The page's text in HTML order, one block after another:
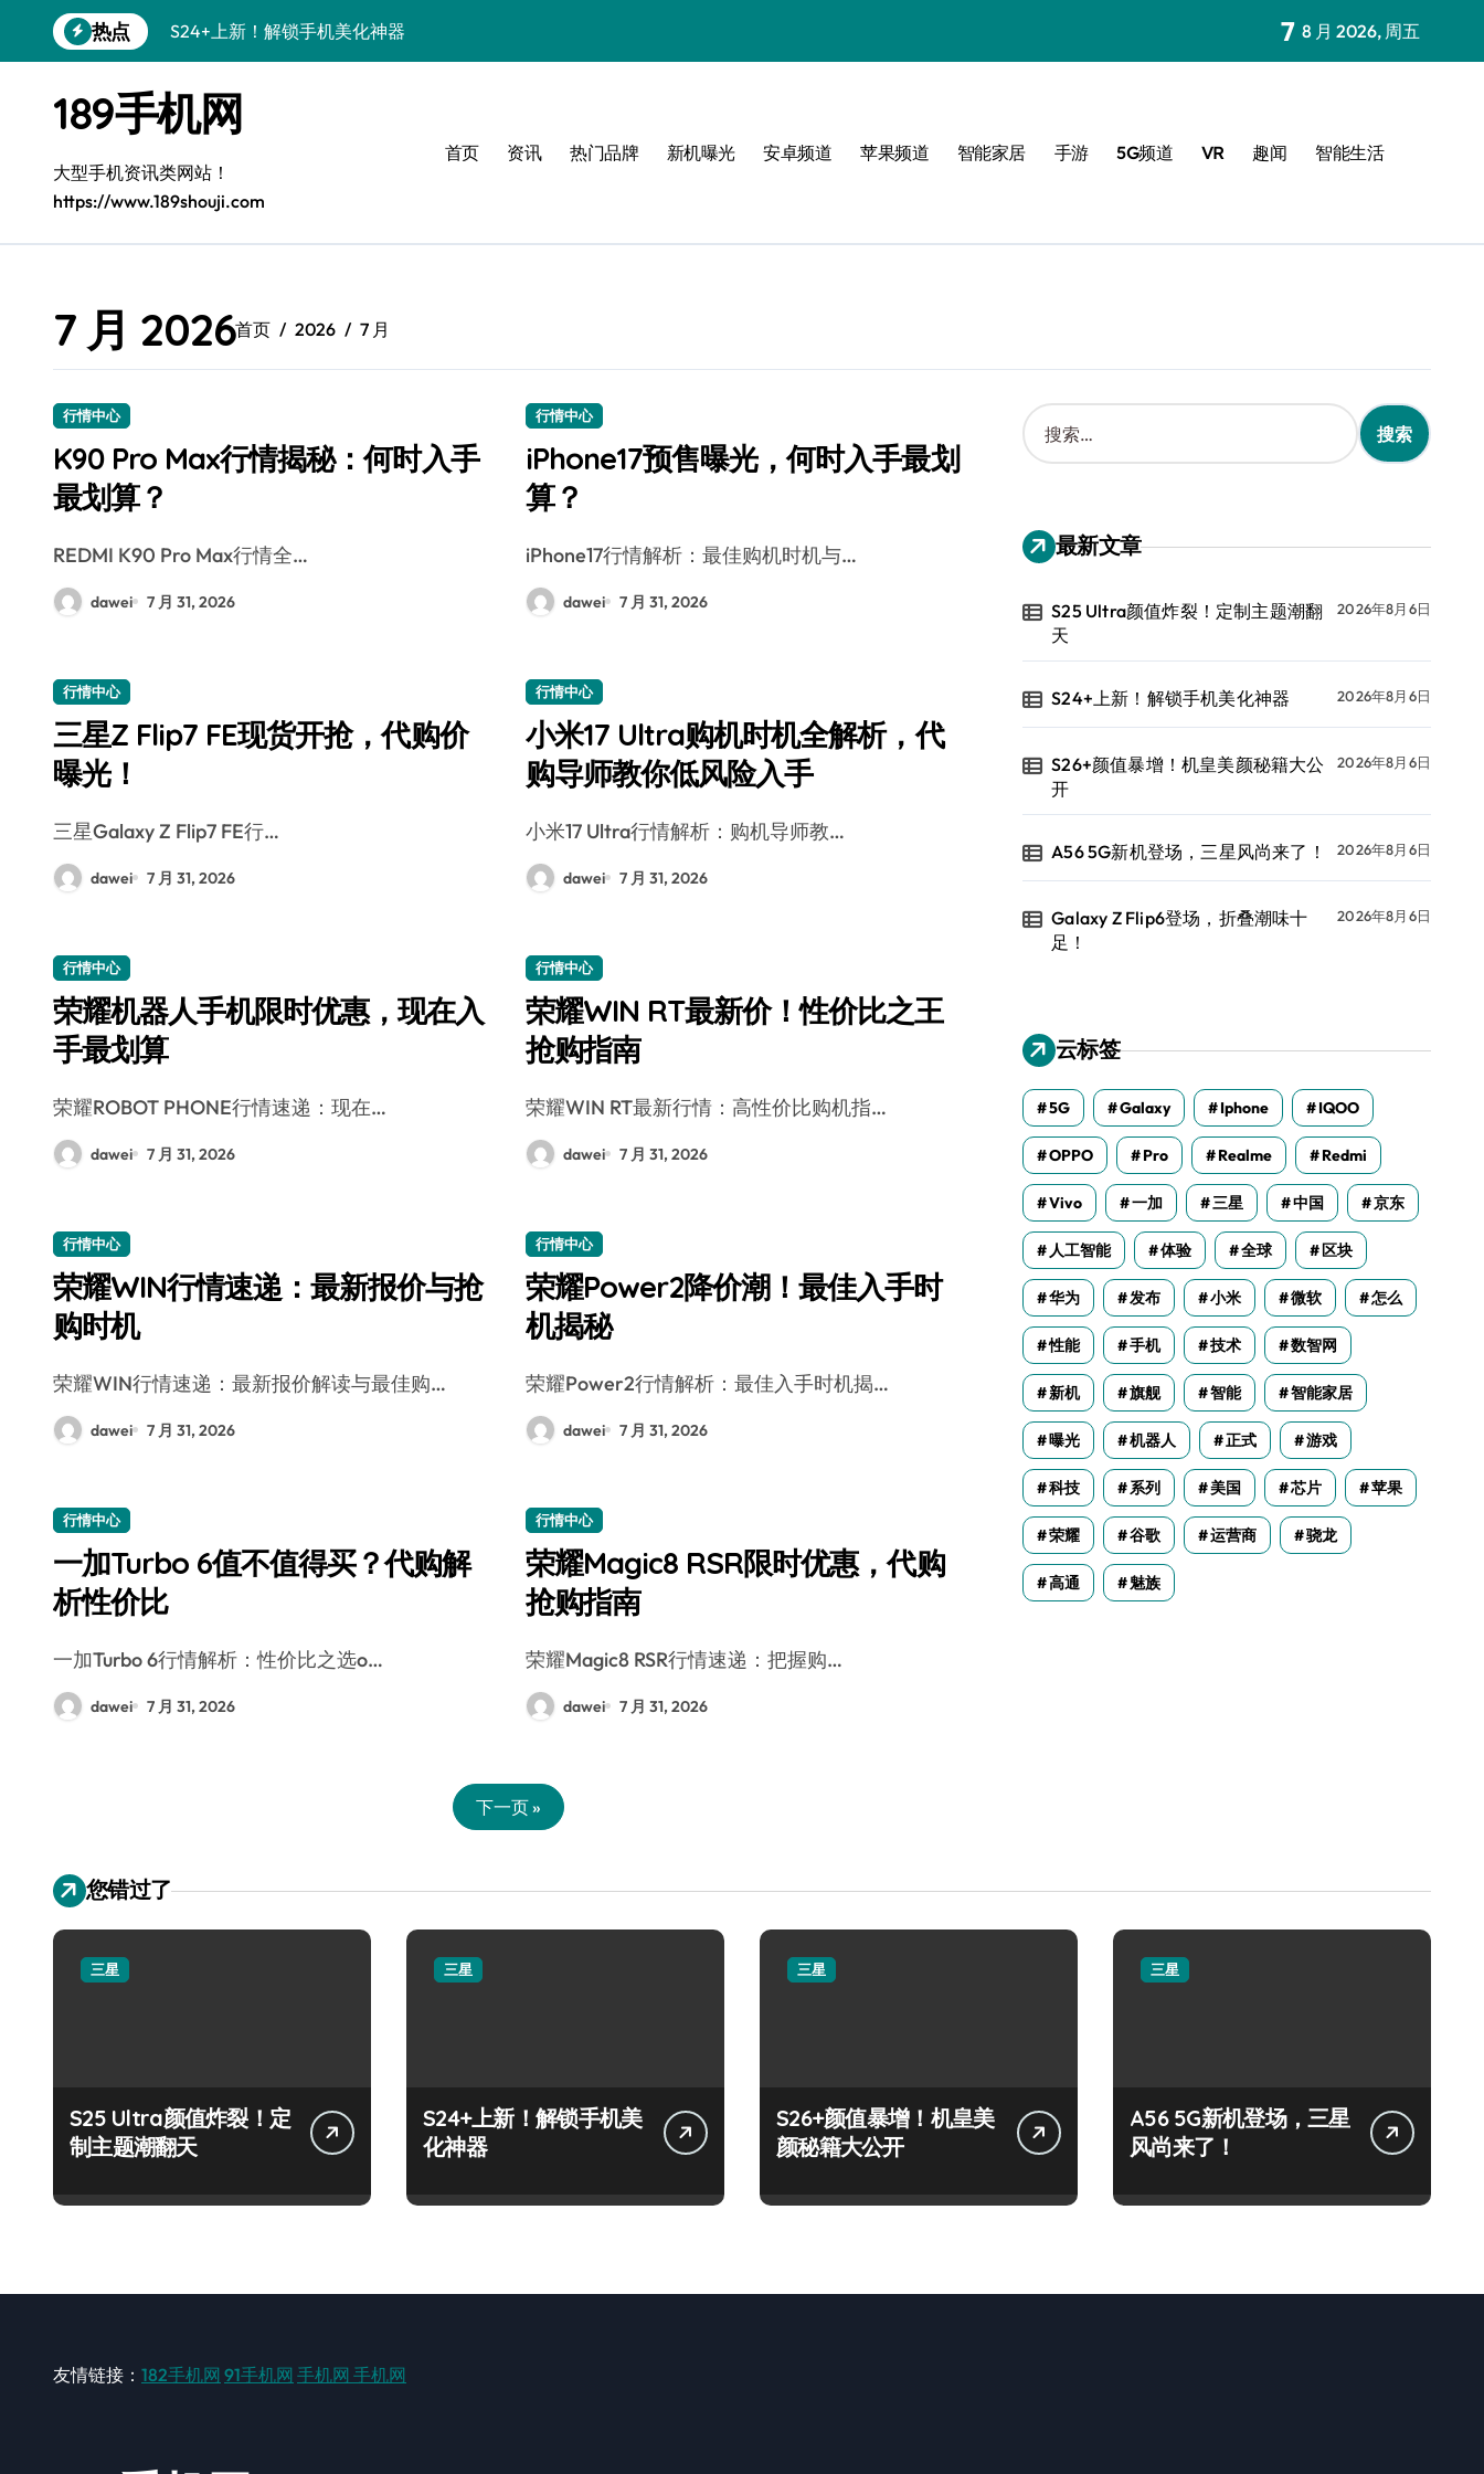
到
热点
S24+上新！解锁手机美化神器
A56 5G新机登场，三星风尚来了！
Galaxy Z Flip6登场，折叠潮味十足！
三星S26上手必学：个性化美化全攻略
S25美化秘籍：个性潮玩，炫酷一机搞定！
Galaxy C55 5G登场，颜值巅峰来了！
7 8 月 2026, 周五
189手机网
大型手机资讯类网站！
https://www.189shouji.com
首页 资讯 热门品牌 新机曝光 安卓频道 苹果频道 智能家居 手游 5G频道 VR 趣闻 智能生活
7 月 2026首页 2026 7 月
行情中心
K90 Pro Max行情揭秘：何时入手
最划算？
REDMI K90 Pro Max行情全…
dawei 7 月 31, 2026
行情中心
iPhone17预售曝光，何时入手最划
算？
iPhone17行情解析：最佳购机时机与…
dawei 7 月 31, 2026
行情中心
三星Z Flip7 FE现货开抢，代购价
曝光！
三星Galaxy Z Flip7 FE行…
dawei 7 月 31, 2026
行情中心
小米17 Ultra购机时机全解析，代
购导师教你低风险入手
小米17 Ultra行情解析：购机导师教…
dawei 7 月 31, 2026
行情中心
荣耀机器人手机限时优惠，现在入
手最划算
荣耀ROBOT PHONE行情速递：现在…
dawei 7 月 31, 2026
行情中心
荣耀WIN RT最新价！性价比之王
抢购指南
荣耀WIN RT最新行情：高性价比购机指…
dawei 7 月 31, 2026
行情中心
荣耀WIN行情速递：最新报价与抢
购时机
荣耀WIN行情速递：最新报价解读与最佳购…
dawei 7 月 31, 2026
行情中心
荣耀Power2降价潮！最佳入手时
机揭秘
荣耀Power2行情解析：最佳入手时机揭…
dawei 7 月 31, 2026
行情中心
一加Turbo 6值不值得买？代购解
析性价比
一加Turbo 6行情解析：性价比之选o…
dawei 7 月 31, 2026
行情中心
荣耀Magic8 RSR限时优惠，代购
抢购指南
荣耀Magic8 RSR行情速递：把握购…
dawei 7 月 31, 2026
下一页 »
搜
索
：
最新文章
S25 Ultra颜值炸裂！定制主题潮翻
天
2026年8月6日
S24+上新！解锁手机美化神器 2026年8月6日
S26+颜值暴增！机皇美颜秘籍大公
开
2026年8月6日
A56 5G新机登场，三星风尚来了！ 2026年8月6日
Galaxy Z Flip6登场，折叠潮味十
足！
2026年8月6日
云标签
5G Galaxy Iphone IQOO
OPPO Pro Realme Redmi
Vivo 一加 三星 中国 京东
人工智能 体验 全球 区块
华为 发布 小米 微软 怎么
性能 手机 技术 数智网
新机 旗舰 智能 智能家居
曝光 机器人 正式 游戏
科技 系列 美国 芯片 苹果
荣耀 谷歌 运营商 骁龙
高通 魅族
您错过了
三星
S25 Ultra颜值炸裂！定
制主题潮翻天
三星
S24+上新！解锁手机美
化神器
三星
S26+颜值暴增！机皇美
颜秘籍大公开
三星
A56 5G新机登场，三星
风尚来了！
友情链接： 182手机网 91手机网 手机网 手机网